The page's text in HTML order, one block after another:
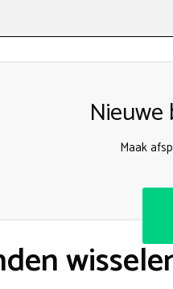
Maak